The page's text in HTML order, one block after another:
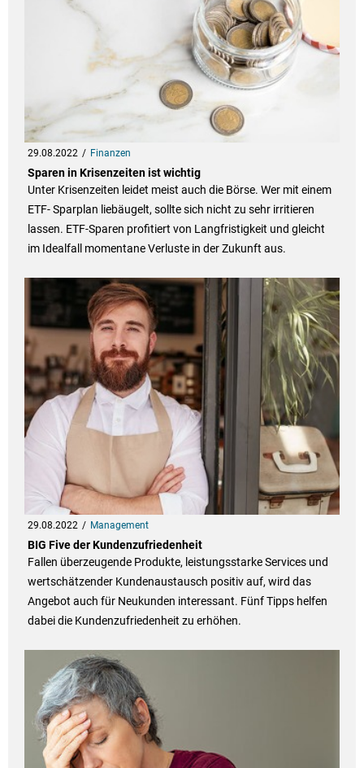
29.08.2022 Finanzen
Sparen in Krisenzeiten ist wichtig
Unter Krisenzeiten leidet meist auch die Börse. Wer mit einem
ETF- Sparplan liebäugelt, sollte sich nicht zu sehr irritieren
lassen. ETF-Sparen profitiert von Langfristigkeit und gleicht
im Idealfall momentane Verluste in der Zukunft aus.
29.08.2022 Management
BIG Five der Kundenzufriedenheit
Fallen überzeugende Produkte, leistungsstarke Services und
wertschätzender Kundenaustausch positiv auf, wird das
Angebot auch für Neukunden interessant. Fünf Tipps helfen
dabei die Kundenzufriedenheit zu erhöhen.